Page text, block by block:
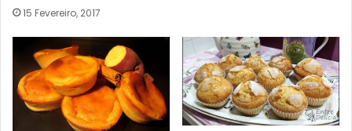
15 Fevereiro, 2017